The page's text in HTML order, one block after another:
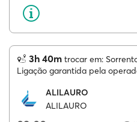
3h 40m trocar em:
Ligação garantida pela
ALILAURO
ALILAURO